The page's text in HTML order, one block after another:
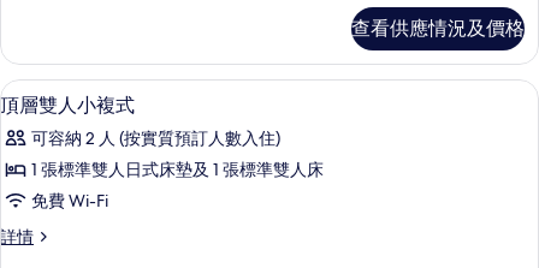
床
房
的
相
片
房
詳
情
查看供應情況及價格
載
入
所
有
層
羽絨被、特厚豪華床墊、書桌、手提
13
頂層雙人小複式
可容納 2 人 (按實質預訂人數入住)
1 張標準雙人日式床墊及 1 張標準雙人床
免費 Wi-Fi
詳情
頂